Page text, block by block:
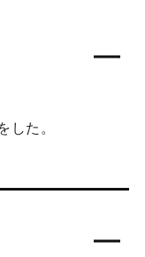
した。